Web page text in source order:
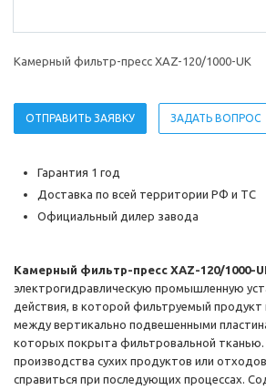
Камерный фильтр-пресс XAZ-120/1000-UK
ОТПРАВИТЬ ЗАЯВКУ ЗАДАТЬ ВОПРОС
Гарантия 1 год
Доставка по всей территории РФ и ТС
Официальный дилер завода
Камерный фильтр-пресс XAZ-120/1000-
электрогидравлическую промышленную
действия, в которой фильтруемый продукт
между вертикально подвешенными
которых покрыта фильтровальной тканью.
производства сухих продуктов или
справиться при последующих процессах.